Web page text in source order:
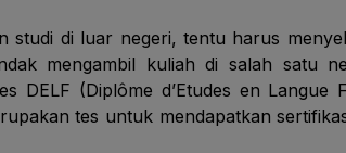
studi di luar negeri, tentu harus
mengambil kuliah di salah satu
DELF (Diplôme d’Etudes en Langue
tes untuk mendapatkan